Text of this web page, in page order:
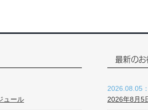
ュール
最新の
2026.08.05：
2026年8月